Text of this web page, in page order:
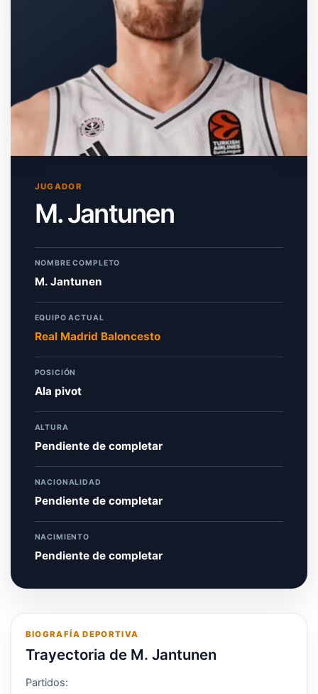
JUGADOR
M. Jantunen
NOMBRE COMPLETO
M. Jantunen
EQUIPO ACTUAL
Real Madrid Baloncesto
POSICIÓN
Ala pivot
ALTURA
Pendiente de completar
NACIONALIDAD
Pendiente de completar
NACIMIENTO
Pendiente de completar
BIOGRAFÍA DEPORTIVA
Trayectoria de M. Jantunen
Partidos: